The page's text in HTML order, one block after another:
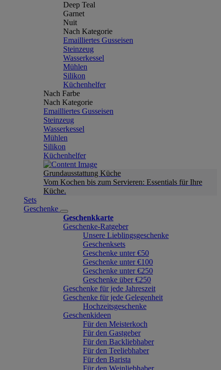
Deep Teal
Garnet
Nuit
Nach Kategorie
Emailliertes Gusseisen
Steinzeug
Wasserkessel
Mühlen
Silikon
Küchenhelfer
Nach Farbe
Nach Kategorie
Emailliertes Gusseisen
Steinzeug
Wasserkessel
Mühlen
Silikon
Küchenhelfer
Grundausstattung Küche
Vom Kochen bis zum Servieren: Essentials für Ihre
Küche.
Sets
Geschenke
Geschenkkarte
Geschenke-Ratgeber
Unsere Lieblingsgeschenke
Geschenksets
Geschenke unter €50
Geschenke unter €100
Geschenke unter €250
Geschenke über €250
Geschenke für jede Jahreszeit
Geschenke für jede Gelegenheit
Hochzeitsgeschenke
Geschenkideen
Für den Meisterkoch
Für den Gastgeber
Für den Backliebhaber
Für den Teeliebhaber
Für den Barista
Für den Weinliebhaber